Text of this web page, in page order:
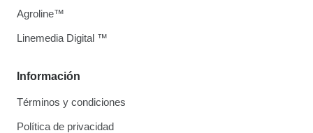
Información
Términos y condiciones
Política de privacidad
Agroline™
Linemedia Digital ™